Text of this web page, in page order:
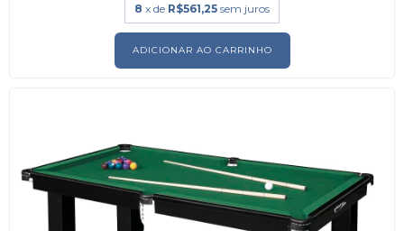
8 x de R$561,25 sem juros
ADICIONAR AO CARRINHO